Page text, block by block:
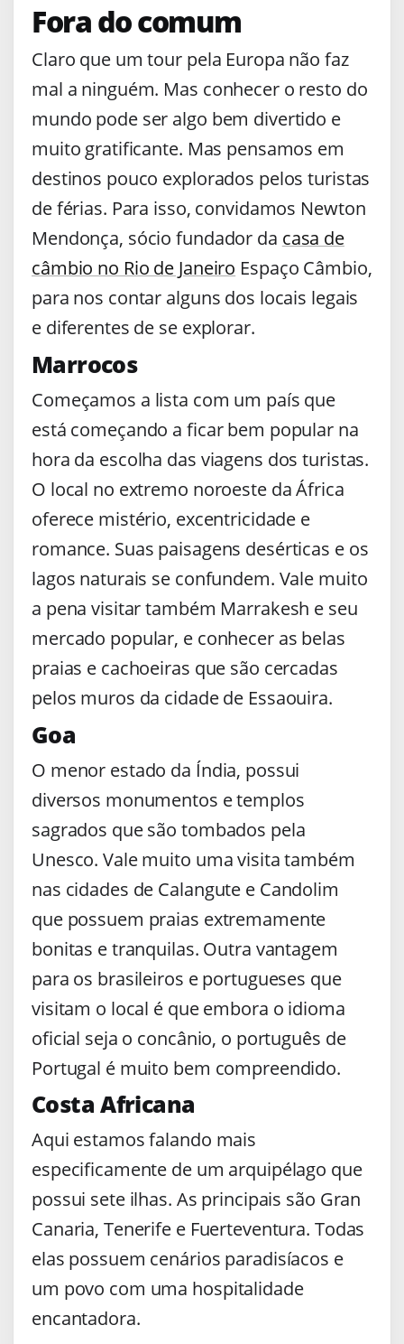
Fora do comum
Claro que um tour pela Europa não faz
mal a ninguém. Mas conhecer o resto do
mundo pode ser algo bem divertido e
muito gratificante. Mas pensamos em
destinos pouco explorados pelos turistas
de férias. Para isso, convidamos Newton
Mendonça, sócio fundador da casa de
câmbio no Rio de Janeiro Espaço Câmbio,
para nos contar alguns dos locais legais
e diferentes de se explorar.
Marrocos
Começamos a lista com um país que
está começando a ficar bem popular na
hora da escolha das viagens dos turistas.
O local no extremo noroeste da África
oferece mistério, excentricidade e
romance. Suas paisagens desérticas e os
lagos naturais se confundem. Vale muito
a pena visitar também Marrakesh e seu
mercado popular, e conhecer as belas
praias e cachoeiras que são cercadas
pelos muros da cidade de Essaouira.
Goa
O menor estado da Índia, possui
diversos monumentos e templos
sagrados que são tombados pela
Unesco. Vale muito uma visita também
nas cidades de Calangute e Candolim
que possuem praias extremamente
bonitas e tranquilas. Outra vantagem
para os brasileiros e portugueses que
visitam o local é que embora o idioma
oficial seja o concânio, o português de
Portugal é muito bem compreendido.
Costa Africana
Aqui estamos falando mais
especificamente de um arquipélago que
possui sete ilhas. As principais são Gran
Canaria, Tenerife e Fuerteventura. Todas
elas possuem cenários paradisíacos e
um povo com uma hospitalidade
encantadora.